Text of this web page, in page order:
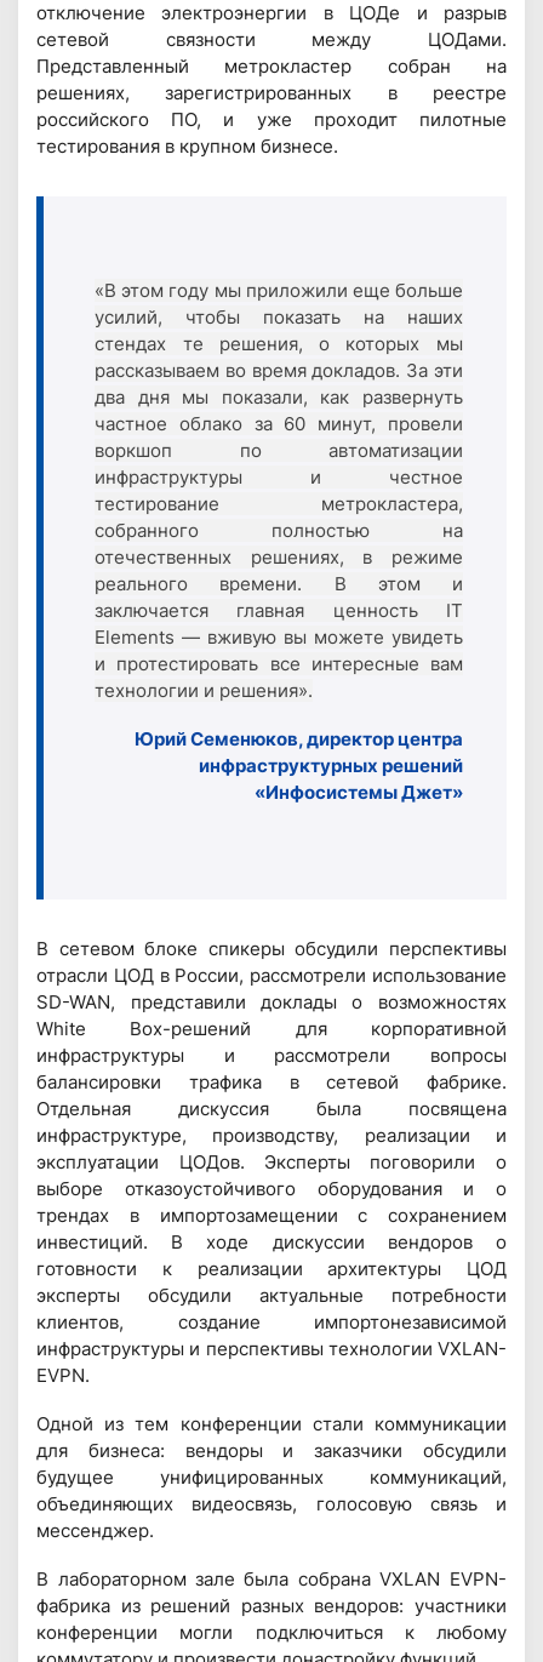
отключение электроэнергии в ЦОДе и разрыв
сетевой связности между ЦОДами.
Представленный метрокластер собран на
решениях, зарегистрированных в реестре
российского ПО, и уже проходит пилотные
тестирования в крупном бизнесе.
«В этом году мы приложили еще больше
усилий, чтобы показать на наших
стендах те решения, о которых мы
рассказываем во время докладов. За эти
два дня мы показали, как развернуть
частное облако за 60 минут, провели
воркшоп по автоматизации
инфраструктуры и честное
тестирование метрокластера,
собранного полностью на
отечественных решениях, в режиме
реального времени. В этом и
заключается главная ценность IT
Elements — вживую вы можете увидеть
и протестировать все интересные вам
технологии и решения».
Юрий Семенюков, директор центра
инфраструктурных решений
«Инфосистемы Джет»
В сетевом блоке спикеры обсудили перспективы
отрасли ЦОД в России, рассмотрели использование
SD-WAN, представили доклады о возможностях
White Box-решений для корпоративной
инфраструктуры и рассмотрели вопросы
балансировки трафика в сетевой фабрике.
Отдельная дискуссия была посвящена
инфраструктуре, производству, реализации и
эксплуатации ЦОДов. Эксперты поговорили о
выборе отказоустойчивого оборудования и о
трендах в импортозамещении с сохранением
инвестиций. В ходе дискуссии вендоров о
готовности к реализации архитектуры ЦОД
эксперты обсудили актуальные потребности
клиентов, создание импортонезависимой
инфраструктуры и перспективы технологии VXLAN-
EVPN.
Одной из тем конференции стали коммуникации
для бизнеса: вендоры и заказчики обсудили
будущее унифицированных коммуникаций,
объединяющих видеосвязь, голосовую связь и
мессенджер.
В лабораторном зале была собрана VXLAN EVPN-
фабрика из решений разных вендоров: участники
конференции могли подключиться к любому